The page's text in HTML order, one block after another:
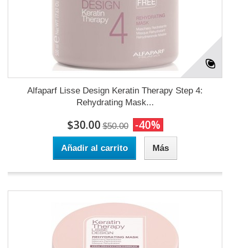
Alfaparf Lisse Design Keratin Therapy Step 4:
Rehydrating Mask...
$30.00 $50.00 -40%
Añadir al carrito Más